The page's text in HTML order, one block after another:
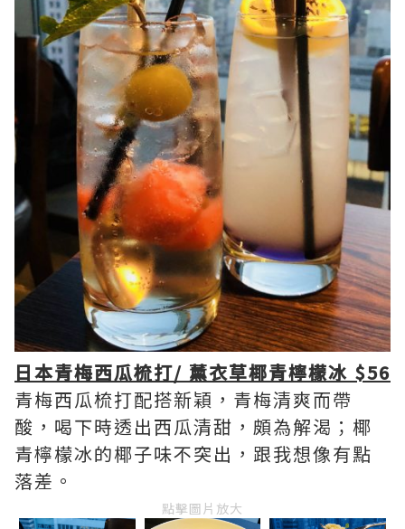
日本青梅西瓜梳打/ 薰衣草椰青檸檬冰 $56
青梅西瓜梳打配搭新穎，青梅清爽而帶
酸，喝下時透出西瓜清甜，頗為解渴；椰
青檸檬冰的椰子味不突出，跟我想像有點
落差。
點擊圖片放大